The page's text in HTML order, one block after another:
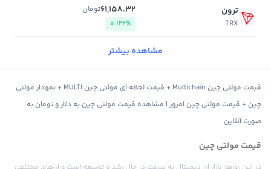
ترون
TRX
61,158.32تومان
0.122%
مشاهده بیشتر
قیمت مولتی چین Multichain + قیمت لحظه ای مولتی چین MULTI + نمودار مولتی
چین + قیمت مولتی چین امروز | مشاهده قیمت مولتی چین به دلار و تومان به
صورت آنلاین
قیمت مولتی چین